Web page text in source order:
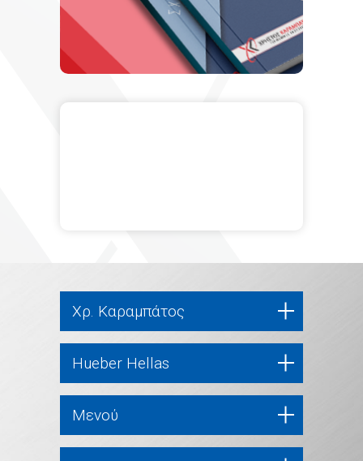
Χρ. Καραμπάτος
Hueber Hellas
Μενού